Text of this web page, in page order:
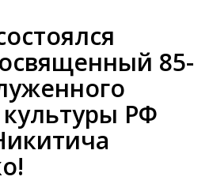
85-
РФ